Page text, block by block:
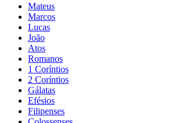
Mateus
Marcos
Lucas
João
Atos
Romanos
1 Coríntios
2 Coríntios
Gálatas
Efésios
Filipenses